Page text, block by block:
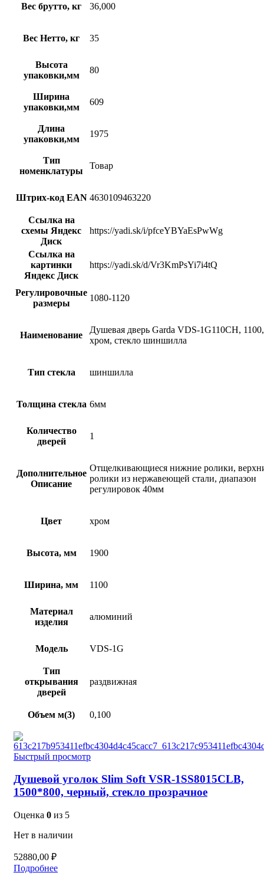
Вес брутто, кг 36,000
Вес Нетто, кг 35
Высота
упаковки,мм
80
Ширина
упаковки,мм
609
Длина
упаковки,мм
1975
Тип
номенклатуры
Товар
Штрих-код EAN 4630109463220
Ссылка на
схемы Яндекс
Диск
https://yadi.sk/i/pfceYBYaEsPwWg
Ссылка на
картинки
Яндекс Диск
https://yadi.sk/d/Vr3KmPsYi7i4tQ
Регулировочные
размеры
1080-1120
Наименование
Душевая дверь Garda VDS-1G110CH, 1100,
хром, стекло шиншилла
Тип стекла шиншилла
Толщина стекла 6мм
Количество
дверей
1
Дополнительное
Описание
Отщелкивающиеся нижние ролики,
ролики из нержавеющей стали, диапазон
регулировок 40мм
Цвет хром
Высота, мм 1900
Ширина, мм 1100
Материал
изделия
алюминий
Модель VDS-1G
Тип
открывания
дверей
раздвижная
Объем м(3) 0,100
Быстрый просмотр
Душевой уголок Slim Soft VSR-1SS8015CLB,
1500*800, черный, стекло прозрачное
Оценка 0 из 5
Нет в наличии
52880,00 ₽
Подробнее